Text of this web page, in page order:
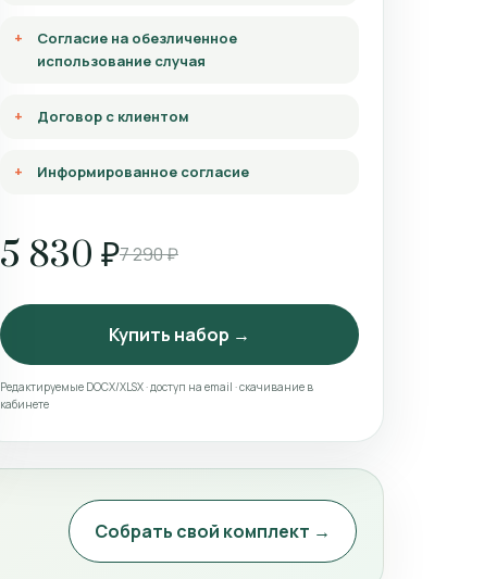
Согласие на обезличенное
использование случая
Договор с клиентом
Информированное согласие
5 830 ₽7 290 ₽
Купить набор →
Редактируемые DOCX/XLSX · доступ на email · скачивание в
кабинете
Собрать свой комплект →